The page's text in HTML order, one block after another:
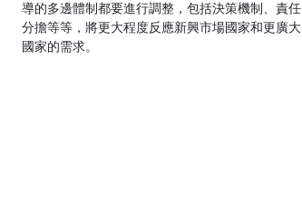
導的多邊體制都要進行調整，包括決策機制、責任
分擔等等，將更大程度反應新興市場國家和更廣大
國家的需求。